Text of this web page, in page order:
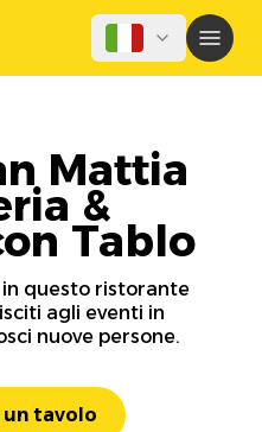
Mattia
&
Tablo
questo ristorante
agli eventi in
nuove persone.
tavolo